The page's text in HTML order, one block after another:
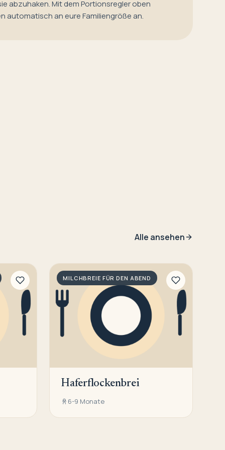
abzuhaken. Mit dem Portionsregler oben
automatisch an eure Familiengröße an.
Alle ansehen
MILCHBREIE FÜR DEN ABEND
Haferflockenbrei
6-9 Monate